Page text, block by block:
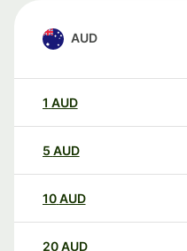
AUD
1 AUD
5 AUD
10AUD
20AUD